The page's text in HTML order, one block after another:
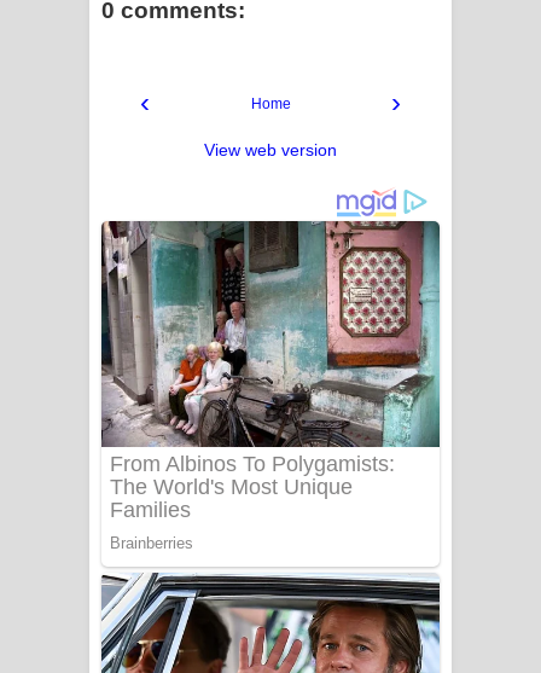
0 comments:
‹ ›
Home
View web version